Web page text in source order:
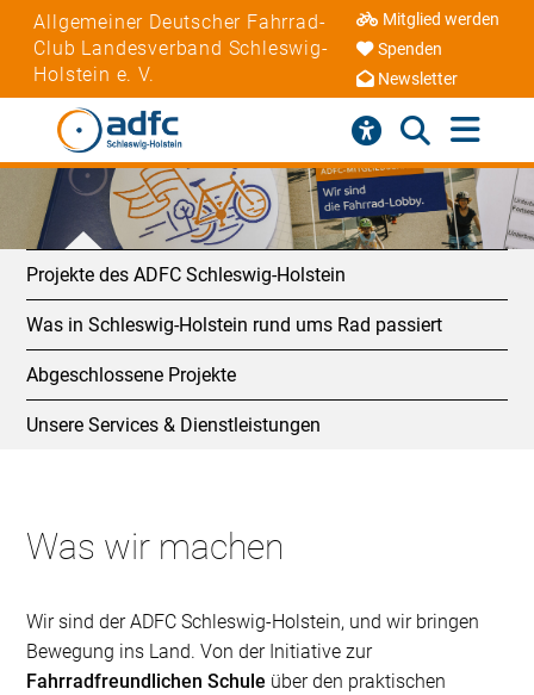
Allgemeiner Deutscher Fahrrad-
Club Landesverband Schleswig-
Holstein e. V.
Mitglied werden
Spenden
Newsletter
Projekte des ADFC Schleswig-Holstein
Was in Schleswig-Holstein rund ums Rad passiert
Abgeschlossene Projekte
Unsere Services & Dienstleistungen
Was wir machen
Wir sind der ADFC Schleswig-Holstein, und wir bringen
Bewegung ins Land. Von der Initiative zur
Fahrradfreundlichen Schule über den praktischen